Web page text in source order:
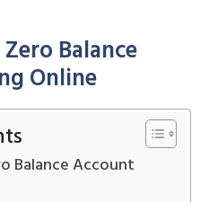
Balance
Online
Balance Account